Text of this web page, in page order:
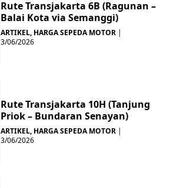
Rute Transjakarta 6B (Ragunan –
Balai Kota via Semanggi)
ARTIKEL, HARGA SEPEDA MOTOR |
3/06/2026
Rute Transjakarta 10H (Tanjung
Priok – Bundaran Senayan)
ARTIKEL, HARGA SEPEDA MOTOR |
3/06/2026